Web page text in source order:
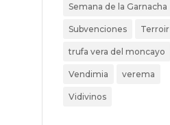
Semana de la Garnacha
Subvenciones Terroir
trufa vera del moncayo
Vendimia verema
Vidivinos